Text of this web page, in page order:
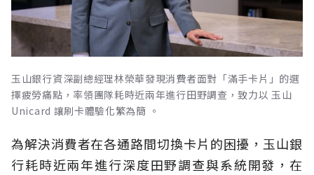
玉山銀行資深副總經理林榮華發現消費者面對「滿手卡片」的選
擇疲勞痛點，率領團隊耗時近兩年進行田野調查，致力以 玉山
Unicard 讓刷卡體驗化繁為簡 。
為解決消費者在各通路間切換卡片的困擾，玉山銀
行耗時近兩年進行深度田野調查與系統開發，在